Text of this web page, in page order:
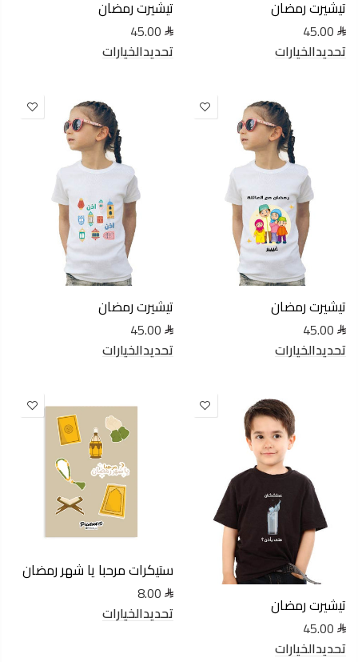
تيشيرت رمضان
45.00
تحديدالخيارات
تيشيرت رمضان
45.00
تحديدالخيارات
تيشيرت رمضان
45.00
تحديدالخيارات
تيشيرت رمضان
45.00
تحديدالخيارات
تيشيرت رمضان
45.00
تحديدالخيارات
ستيكرات مرحبا يا شهر رمضان
8.00
تحديدالخيارات